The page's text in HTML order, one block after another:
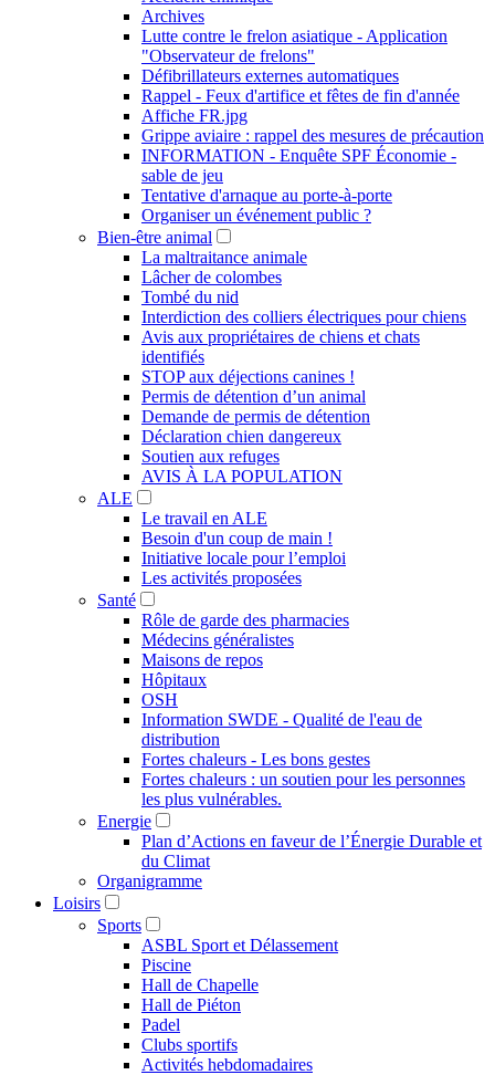
Archives
Lutte contre le frelon asiatique - Application
"Observateur de frelons"
Défibrillateurs externes automatiques
Rappel - Feux d'artifice et fêtes de fin d'année
Affiche FR.jpg
Grippe aviaire : rappel des mesures de précaution
INFORMATION - Enquête SPF Économie -
sable de jeu
Tentative d'arnaque au porte-à-porte
Organiser un événement public ?
Bien-être animal
La maltraitance animale
Lâcher de colombes
Tombé du nid
Interdiction des colliers électriques pour chiens
Avis aux propriétaires de chiens et chats
identifiés
STOP aux déjections canines !
Permis de détention d’un animal
Demande de permis de détention
Déclaration chien dangereux
Soutien aux refuges
AVIS À LA POPULATION
ALE
Le travail en ALE
Besoin d'un coup de main !
Initiative locale pour l’emploi
Les activités proposées
Santé
Rôle de garde des pharmacies
Médecins généralistes
Maisons de repos
Hôpitaux
OSH
Information SWDE - Qualité de l'eau de
distribution
Fortes chaleurs - Les bons gestes
Fortes chaleurs : un soutien pour les personnes
les plus vulnérables.
Energie
Plan d’Actions en faveur de l’Énergie Durable et
du Climat
Organigramme
Loisirs
Sports
ASBL Sport et Délassement
Piscine
Hall de Chapelle
Hall de Piéton
Padel
Clubs sportifs
Activités hebdomadaires